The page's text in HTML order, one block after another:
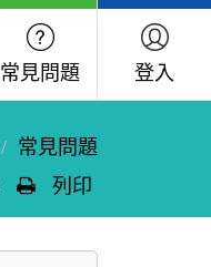
常見問題 登入
常見問題
列印